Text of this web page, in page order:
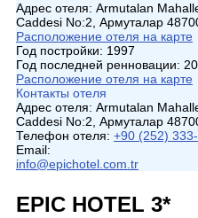
Адрес отеля: Armutalan
Caddesi No:2, Армуталар
Расположение отеля на карте
Год постройки: 1997
Год последней ренновации:
Расположение отеля на карте
Контакты отеля
Адрес отеля: Armutalan
Caddesi No:2, Армуталар
Телефон отеля: +90 (252)
Email:
info@epichotel.com.tr
EPIC HOTEL 3*